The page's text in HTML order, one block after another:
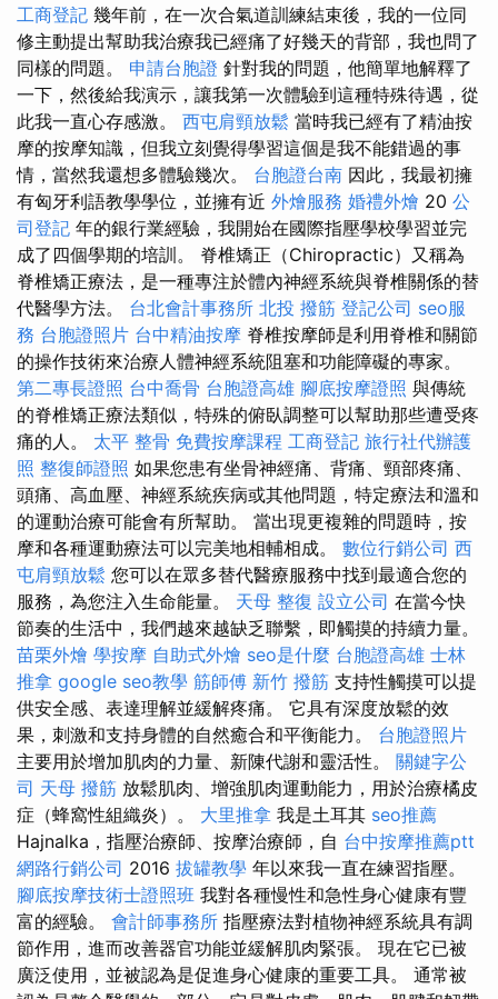
工商登記 幾年前，在一次合氣道訓練結束後，我的一位同
修主動提出幫助我治療我已經痛了好幾天的背部，我也問了
同樣的問題。 申請台胞證 針對我的問題，他簡單地解釋了
一下，然後給我演示，讓我第一次體驗到這種特殊待遇，從
此我一直心存感激。 西屯肩頸放鬆 當時我已經有了精油按
摩的按摩知識，但我立刻覺得學習這個是我不能錯過的事
情，當然我還想多體驗幾次。 台胞證台南 因此，我最初擁
有匈牙利語教學學位，並擁有近 外燴服務 婚禮外燴 20 公
司登記 年的銀行業經驗，我開始在國際指壓學校學習並完
成了四個學期的培訓。 脊椎矯正（Chiropractic）又稱為
脊椎矯正療法，是一種專注於體內神經系統與脊椎關係的替
代醫學方法。 台北會計事務所 北投 撥筋 登記公司 seo服
務 台胞證照片 台中精油按摩 脊椎按摩師是利用脊椎和關節
的操作技術來治療人體神經系統阻塞和功能障礙的專家。
第二專長證照 台中喬骨 台胞證高雄 腳底按摩證照 與傳統
的脊椎矯正療法類似，特殊的俯臥調整可以幫助那些遭受疼
痛的人。 太平 整骨 免費按摩課程 工商登記 旅行社代辦護
照 整復師證照 如果您患有坐骨神經痛、背痛、頸部疼痛、
頭痛、高血壓、神經系統疾病或其他問題，特定療法和溫和
的運動治療可能會有所幫助。 當出現更複雜的問題時，按
摩和各種運動療法可以完美地相輔相成。 數位行銷公司 西
屯肩頸放鬆 您可以在眾多替代醫療服務中找到最適合您的
服務，為您注入生命能量。 天母 整復 設立公司 在當今快
節奏的生活中，我們越來越缺乏聯繫，即觸摸的持續力量。
苗栗外燴 學按摩 自助式外燴 seo是什麼 台胞證高雄 士林
推拿 google seo教學 筋師傅 新竹 撥筋 支持性觸摸可以提
供安全感、表達理解並緩解疼痛。 它具有深度放鬆的效
果，刺激和支持身體的自然癒合和平衡能力。 台胞證照片
主要用於增加肌肉的力量、新陳代謝和靈活性。 關鍵字公
司 天母 撥筋 放鬆肌肉、增強肌肉運動能力，用於治療橘皮
症（蜂窩性組織炎）。 大里推拿 我是土耳其 seo推薦
Hajnalka，指壓治療師、按摩治療師，自 台中按摩推薦ptt
網路行銷公司 2016 拔罐教學 年以來我一直在練習指壓。
腳底按摩技術士證照班 我對各種慢性和急性身心健康有豐
富的經驗。 會計師事務所 指壓療法對植物神經系統具有調
節作用，進而改善器官功能並緩解肌肉緊張。 現在它已被
廣泛使用，並被認為是促進身心健康的重要工具。 通常被